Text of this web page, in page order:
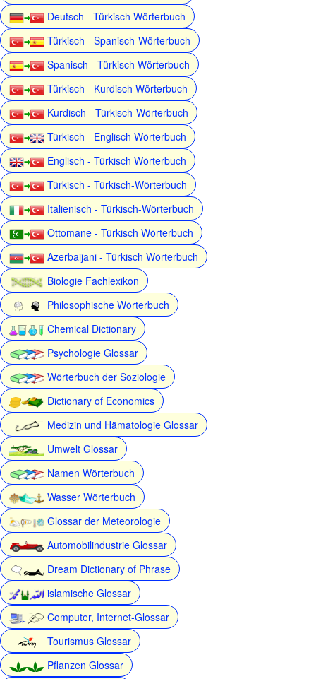
Deutsch - Türkisch Wörterbuch
Türkisch - Spanisch-Wörterbuch
Spanisch - Türkisch Wörterbuch
Türkisch - Kurdisch Wörterbuch
Kurdisch - Türkisch-Wörterbuch
Türkisch - Englisch Wörterbuch
Englisch - Türkisch Wörterbuch
Türkisch - Türkisch-Wörterbuch
Italienisch - Türkisch-Wörterbuch
Ottomane - Türkisch Wörterbuch
Azerbaijani - Türkisch Wörterbuch
Biologie Fachlexikon
Philosophische Wörterbuch
Chemical Dictionary
Psychologie Glossar
Wörterbuch der Soziologie
Dictionary of Economics
Medizin und Hämatologie Glossar
Umwelt Glossar
Namen Wörterbuch
Wasser Wörterbuch
Glossar der Meteorologie
Automobilindustrie Glossar
Dream Dictionary of Phrase
islamische Glossar
Computer, Internet-Glossar
Tourismus Glossar
Pflanzen Glossar